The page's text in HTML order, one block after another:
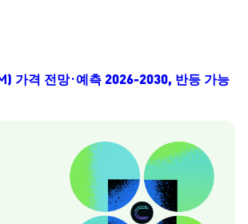
가격 전망·예측 2026-2030, 반등 가능